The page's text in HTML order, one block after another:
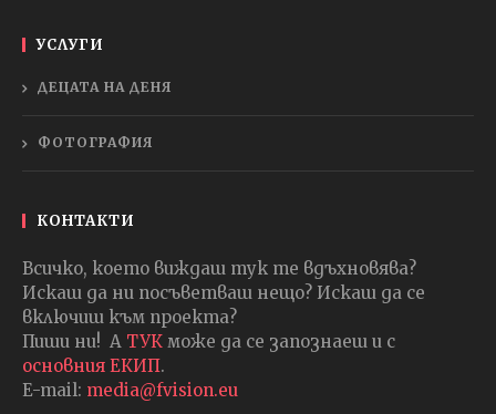
УСЛУГИ
ДЕЦАТА НА ДЕНЯ
ФОТОГРАФИЯ
КОНТАКТИ
Всичко, което виждаш тук те вдъхновява?
Искаш да ни посъветваш нещо? Искаш да се
включиш към проекта?
Пиши ни! А ТУК може да се запознаеш и с
основния ЕКИП.
E-mail: media@fvision.eu